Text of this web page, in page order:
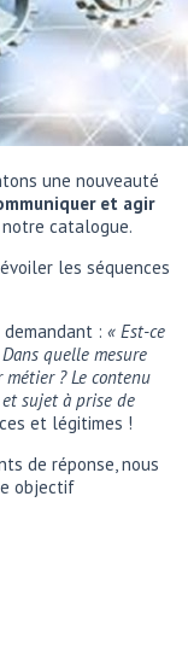
une nouveauté
et agir
catalogue.
les séquences
: « Est-ce
quelle mesure
? Le contenu
sujet à prise de
et légitimes !
de réponse, nous
objectif